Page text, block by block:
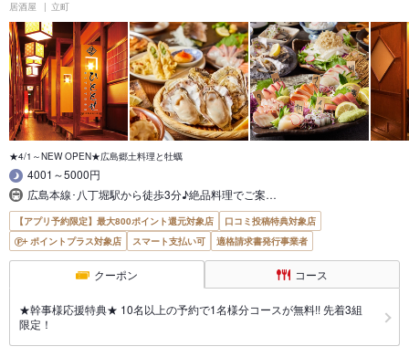
居酒屋 立町
★4/1～NEW OPEN★広島郷土料理と牡蠣
4001～5000円
広島本線･八丁堀駅から徒歩3分♪絶品料理でご案…
【アプリ予約限定】最大800ポイント還元対象店
口コミ投稿特典対象店
ポイントプラス対象店
スマート支払い可 適格請求書発行事業者
クーポン コース
★幹事様応援特典★ 10名以上の予約で1名様分コースが無料!! 先着3組
限定！